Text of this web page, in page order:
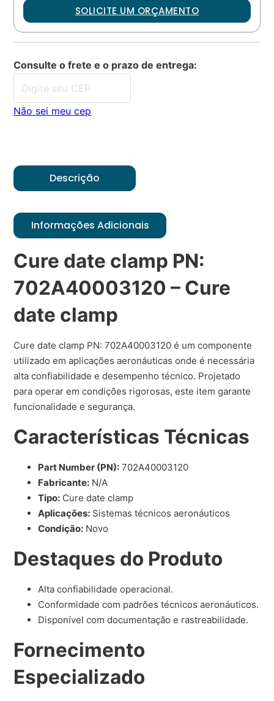
SOLICITE UM ORÇAMENTO
Consulte o frete e o prazo de entrega:
Não sei meu cep
Descrição
Informações Adicionais
Cure date clamp PN:
702A40003120 – Cure
date clamp
Cure date clamp PN: 702A40003120 é um componente
utilizado em aplicações aeronáuticas onde é necessária
alta confiabilidade e desempenho técnico. Projetado
para operar em condições rigorosas, este item garante
funcionalidade e segurança.
Características Técnicas
Part Number (PN): 702A40003120
Fabricante: N/A
Tipo: Cure date clamp
Aplicações: Sistemas técnicos aeronáuticos
Condição: Novo
Destaques do Produto
Alta confiabilidade operacional.
Conformidade com padrões técnicos aeronáuticos.
Disponível com documentação e rastreabilidade.
Fornecimento
Especializado